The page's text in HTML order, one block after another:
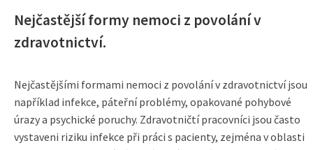
Nejčastější formy nemoci z povolání v
zdravotnictví.
Nejčastějšími formami nemoci z povolání v zdravotnictví jsou
například infekce, páteřní problémy, opakované pohybové
úrazy a psychické poruchy. Zdravotničtí pracovníci jsou často
vystaveni riziku infekce při práci s pacienty, zejména v oblasti